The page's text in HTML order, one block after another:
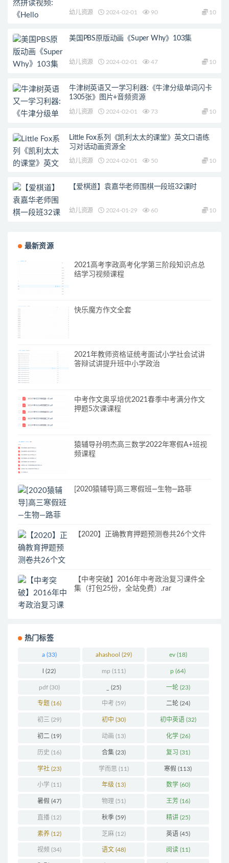
幼儿资源 2024-02-01 90 10
美国PBS原版动画《Super Why》103集
幼儿资源 2024-02-01 47 10
牛津树英语又一学习利器:《牛津分级单词闪卡
1305张》图片+音频资源
幼儿资源 2024-02-01 73 10
Little Fox系列《凯利太太的课堂》英文口语练
习对话动画资源全
幼儿资源 2024-02-01 50 10
【爱棋道】袁嘉华老师围棋一段班32课时
幼儿资源 2024-01-29 60 10
最新资源
2021高考李政高考化学第三阶段知识点总
结学习视频课程
快乐魔方作文全套
2021年教师资格证统考面试小学社会试讲
答辩试讲提升班中小学政治
中考作文奥孚培优2021春季中考满分作文
押题5次课课程
猿辅导孙明杰高三数学2022年寒假A+班视
频课程
[2020猿辅导]高三寒假班—生物—路菲
【2020】正确教育押题预测卷共26个文件
【中考突破】2016年中考政治复习课件全
集（打包25份，全站免费）.rar
热门标签
a(33) ahashool (29) ev(18)
(22) mp (111) p (64)
pdf(30) (25) 一轮(23)
专题(16) 中考 (59) 二轮(24)
初三 (29) 初中 (30) 初中英语(32)
初二 (19) 动画 (13) 化学(26)
历史 (16) 合集(23) 复习 (31)
学社(23) 学而思 (11) 寒假 (113)
小学(11) 年级 (13) 数学(60)
暑假 (47) 物理 (51) 王芳(16)
直播(12) 秋季(59) 精讲(25)
素养(12) 芝麻(12) 英语(45)
视频 (34) 语文 (48) 阅读(11)